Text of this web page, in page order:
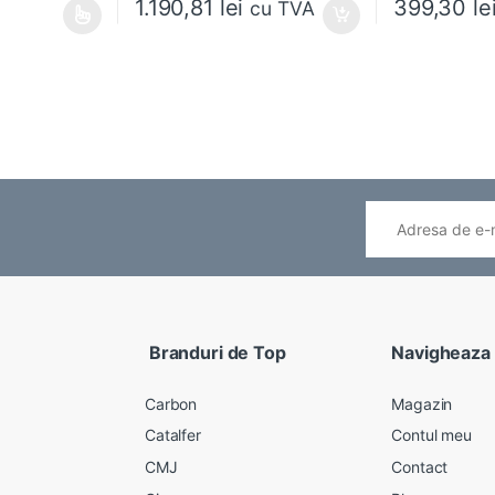
1.190,81 lei cu TVA 399,30 lei
Branduri de Top
Carbon
Catalfer
CMJ
Navigheaza
Magazin
Contul meu
Contact